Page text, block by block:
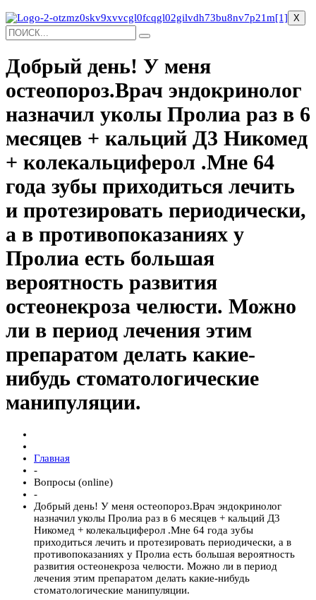
X
Добрый день! У меня
остеопороз.Врач эндокринолог
назначил уколы Пролиа раз в 6
месяцев + кальций Д3 Никомед
+ колекальциферол .Мне 64
года зубы приходиться лечить
и протезировать периодически,
а в противопоказаниях у
Пролиа есть большая
вероятность развития
остеонекроза челюсти. Можно
ли в период лечения этим
препаратом делать какие-
нибудь стоматологические
манипуляции.
Главная
-
Вопросы (online)
-
Добрый день! У меня остеопороз.Врач эндокринолог
назначил уколы Пролиа раз в 6 месяцев + кальций Д3
Никомед + колекальциферол .Мне 64 года зубы
приходиться лечить и протезировать периодически, а в
противопоказаниях у Пролиа есть большая вероятность
развития остеонекроза челюсти. Можно ли в период
лечения этим препаратом делать какие-нибудь
стоматологические манипуляции.